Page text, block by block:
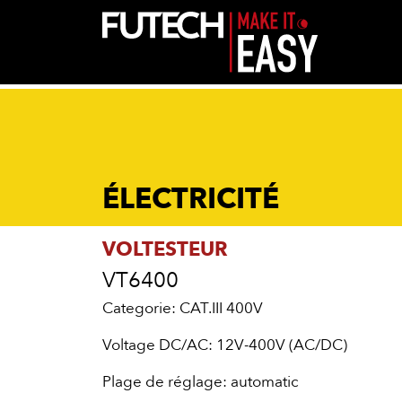
ÉLECTRICITÉ
VOLTESTEUR
VT6400
Categorie: CAT.III 400V
Voltage DC/AC: 12V-400V (AC/DC)
Plage de réglage: automatic